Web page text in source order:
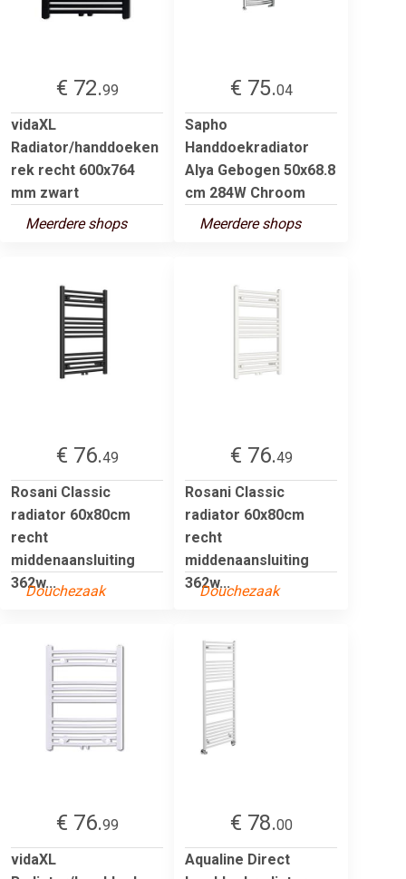
€ 72.99
vidaXL
Radiator/handdoeken
rek recht 600x764
mm zwart
Meerdere shops
€ 75.04
Sapho
Handdoekradiator
Alya Gebogen 50x68.8
cm 284W Chroom
Meerdere shops
€ 76.49
Rosani Classic
radiator 60x80cm
recht
middenaansluiting
362w...
Douchezaak
€ 76.49
Rosani Classic
radiator 60x80cm
recht
middenaansluiting
362w...
Douchezaak
€ 76.99
vidaXL
€ 78.00
Aqualine Direct